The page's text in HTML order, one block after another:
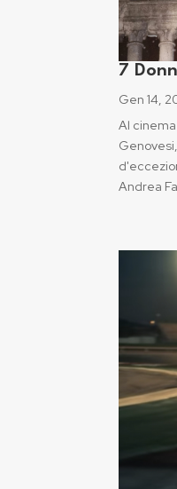
7
Gen 14,
Al
Andrea